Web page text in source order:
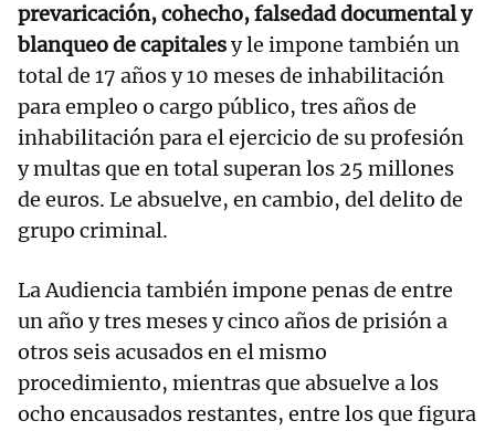
prevaricación, cohecho, falsedad documental y
blanqueo de capitalesy le impone también un
total de 17 años y 10 meses de inhabilitación
para empleo o cargo público, tres años de
inhabilitación para el ejercicio de su profesión
y multas que en total superan los 25 millones
de euros. Le absuelve, en cambio, del delito de
grupo criminal.
La Audiencia también impone penas de entre
un año y tres meses y cinco años de prisión a
otros seis acusados en el mismo
procedimiento, mientras que absuelve a los
ocho encausados restantes, entre los que figura